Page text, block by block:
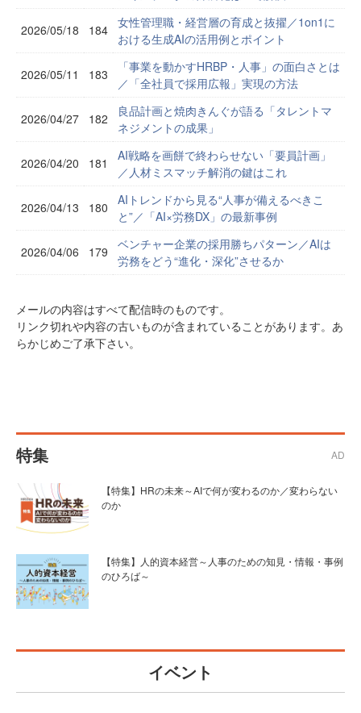
2026/05/18 184 女性管理職・経営層の育成と抜擢／1on1に
おける生成AIの活用例とポイント
2026/05/11 183
「事業を動かすHRBP・人事」の面白さとは
／「全社員で採用広報」実現の方法
2026/04/27 182
良品計画と焼肉きんぐが語る「タレントマ
ネジメントの成果」
2026/04/20 181
AI戦略を画餅で終わらせない「要員計画」
／人材ミスマッチ解消の鍵はこれ
2026/04/13 180
AIトレンドから見る“人事が備えるべきこ
と”／「AI×労務DX」の最新事例
2026/04/06 179
ベンチャー企業の採用勝ちパターン／AIは
労務をどう“進化・深化”させるか
メールの内容はすべて配信時のものです。
リンク切れや内容の古いものが含まれていることがあります。あ
らかじめご了承下さい。
特集 AD
【特集】HRの未来～AIで何が変わるのか／変わらない
のか
【特集】人的資本経営～人事のための知見・情報・事例
のひろば～
イベント